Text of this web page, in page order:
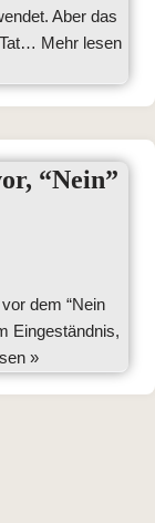
Aber das
Mehr lesen
“Nein”
dem “Nein
Eingeständnis,
»